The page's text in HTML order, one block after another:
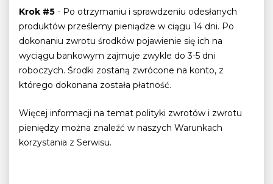
Krok #5 - Po otrzymaniu i sprawdzeniu odesłanych
produktów prześlemy pieniądze w ciągu 14 dni. Po
dokonaniu zwrotu środków pojawienie się ich na
wyciągu bankowym zajmuje zwykle do 3-5 dni
roboczych. Środki zostaną zwrócone na konto, z
którego dokonana została płatność.
Więcej informacji na temat polityki zwrotów i zwrotu
pieniędzy można znaleźć w naszych Warunkach
korzystania z Serwisu.